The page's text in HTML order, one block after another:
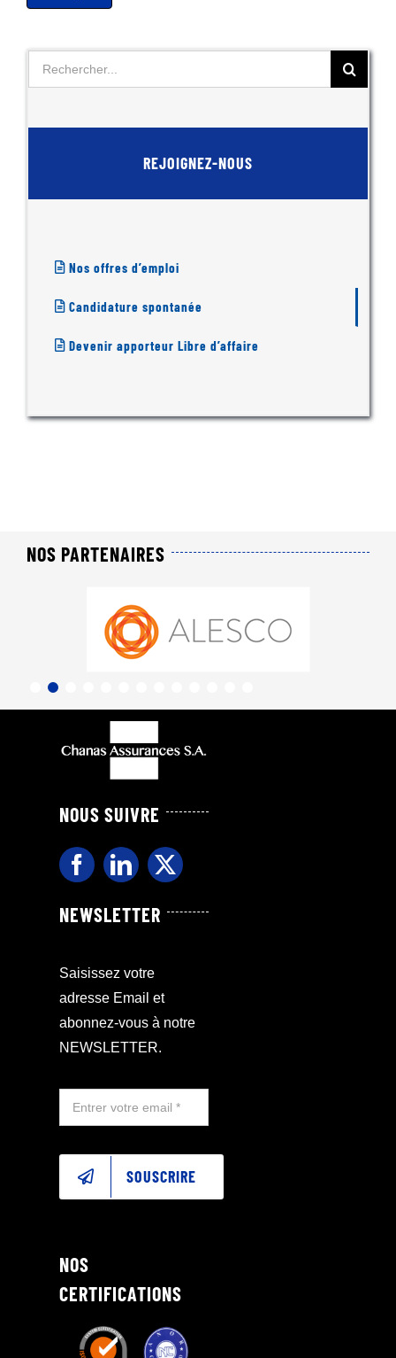
Rechercher:
REJOIGNEZ-NOUS
Nos offres d’emploi
Candidature spontanée
Devenir apporteur Libre d’affaire
NOS PARTENAIRES
NOUS SUIVRE
NEWSLETTER
Saisissez votre
adresse Email et
abonnez-vous à notre
NEWSLETTER.
SOUSCRIRE
NOS
CERTIFICATIONS